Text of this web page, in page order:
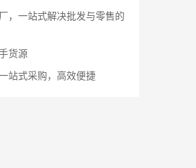
，一站式解决批发与零售的
货源
站式采购，高效便捷